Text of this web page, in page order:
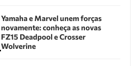
Yamaha e Marvel unem forças
novamente: conheça as novas
FZ15 Deadpool e Crosser
Wolverine